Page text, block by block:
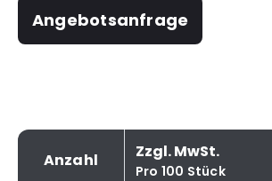
Angebotsanfrage
Anzahl Zzgl. MwSt.
Pro 100 Stück